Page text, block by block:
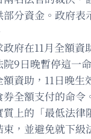
分資金。政府表
府在11月全額資
9日晚暫停這一
資助，11日晚生
全額支付的命令
上的「最低法律
，並避免就下級